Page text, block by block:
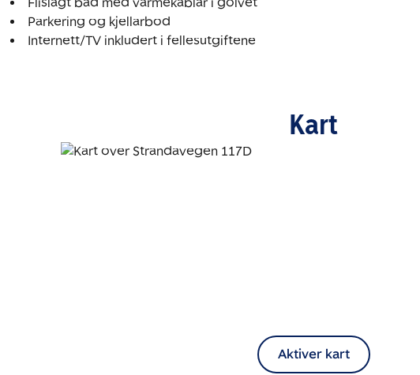
Internett/TV inkludert i fellesutgiftene
Kart
Aktiver kart